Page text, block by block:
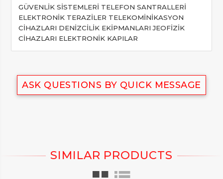
GÜVENLİK SİSTEMLERİ TELEFON SANTRALLERİ
ELEKTRONİK TERAZİLER TELEKOMİNİKASYON
CİHAZLARI DENİZCİLİK EKİPMANLARI JEOFİZİK
CİHAZLARI ELEKTRONİK KAPILAR
ASK QUESTIONS BY QUICK MESSAGE